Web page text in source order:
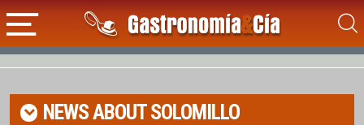
NEWS ABOUTSOLOMILLO